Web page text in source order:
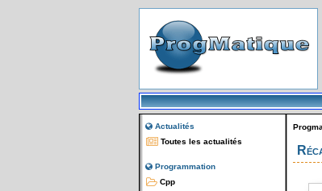
Actualités
Toutes les actualités
Programmation
Cpp